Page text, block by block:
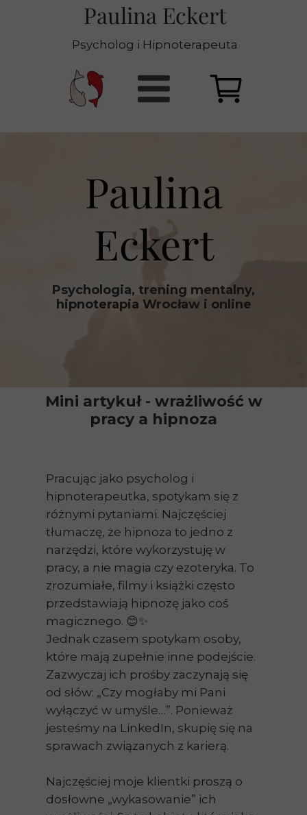
Pracując jako psycholog i
hipnoterapeutka, spotykam się z
różnymi pytaniami. Najczęściej
tłumaczę, że hipnoza to jedno z
narzędzi, które wykorzystuję w
pracy, a nie magia czy ezoteryka. To
zrozumiałe, filmy i książki często
przedstawiają hipnozę jako coś
magicznego. 😊✨
Jednak czasem spotykam osoby,
które mają zupełnie inne podejście.
Zazwyczaj ich prośby zaczynają się
od słów: „Czy mogłaby mi Pani
wyłączyć w umyśle…”. Ponieważ
jesteśmy na LinkedIn, skupię się na
sprawach związanych z karierą.
Najczęściej moje klientki proszą o
dosłowne „wykasowanie” ich
Mini artykuł - wrażliwość w
pracy a hipnoza
Paulina Eckert
Psycholog i Hipnoterapeuta
Paulina
Eckert
Psychologia, trening mentalny,
hipnoterapia Wrocław i online